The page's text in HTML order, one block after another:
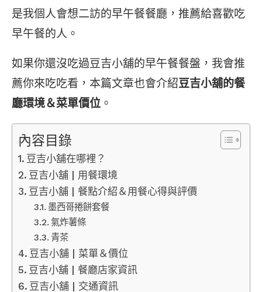
是我個人會想二訪的早午餐餐廳，推薦給喜歡吃
早午餐的人。
如果你還沒吃過豆吉小舖的早午餐餐盤，我會推
薦你來吃吃看，本篇文章也會介紹豆吉小舖的餐
廳環境＆菜單價位 。
內容目錄
豆吉小舖在哪裡？
豆吉小舖 | 用餐環境
豆吉小舖 | 餐點介紹＆用餐心得與評價
墨西哥捲餅套餐
氣炸薯條
青茶
豆吉小舖 | 菜單＆價位
豆吉小舖 | 餐廳店家資訊
豆吉小舖 | 交通資訊